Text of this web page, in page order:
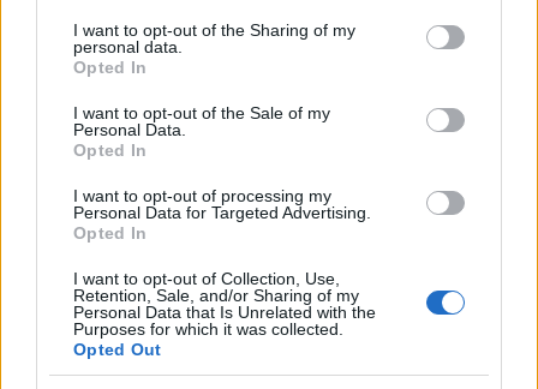
not limited to your visit or usage behaviour. You may click to
grant or deny consent to Google and its third-party tags to
use your data for below specified purposes in below Google
consent section.
I want to opt-out of the Sharing of my
personal data.
Opted In
I want to opt-out of the Sale of my
Personal Data.
Opted In
I want to opt-out of processing my
Personal Data for Targeted Advertising.
Opted In
I want to opt-out of Collection, Use,
Retention, Sale, and/or Sharing of my
Personal Data that Is Unrelated with the
Purposes for which it was collected.
Opted Out
A reneszánszról dióhéjban
művészeti átalakulást, megújulást hozó, meghatározó kulturális
mozgalom volt Európa újkori történelmének hajnalán. Egyben
végét és az újkor elejét (korai újkor) felölelő átmeneti időszakra esik. A
reneszánsz kezdetét Itáliában a 14. századra, Európa többi részén
újjászületett az európai gasztronómia is: az új korszak igencsak
kedvezett a test örömeinek is. Sokan azt mondják, hogy a reneszánsz
lakoma méltó utóda a római Saturnáliáknak, mivel a középkor
markánsan fűszerezett étkei után ismét a pikantériáé lett az elsődleges